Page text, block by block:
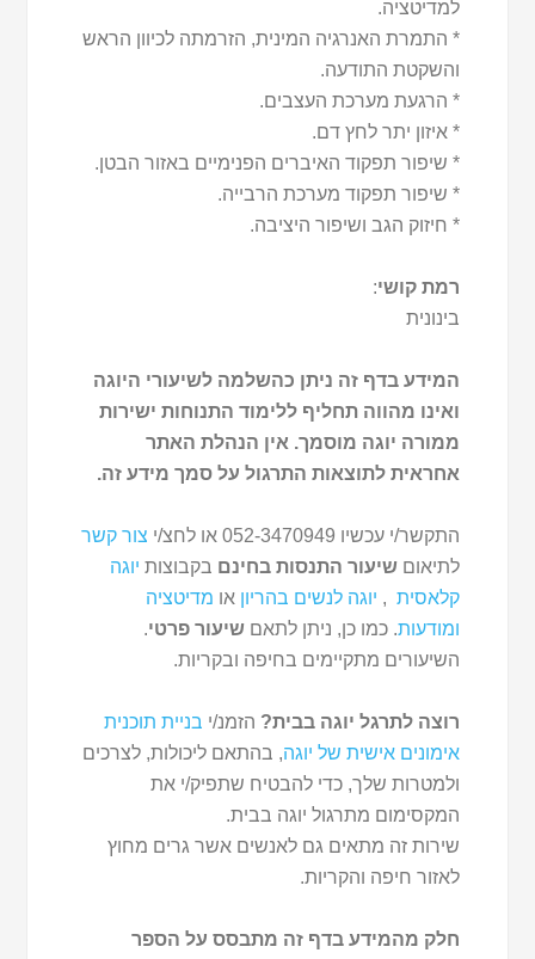
למדיטציה.
* התמרת האנרגיה המינית, הזרמתה לכיוון הראש
והשקטת התודעה.
* הרגעת מערכת העצבים.
* איזון יתר לחץ דם.
* שיפור תפקוד האיברים הפנימיים באזור הבטן.
* שיפור תפקוד מערכת הרבייה.
* חיזוק הגב ושיפור היציבה.
רמת קושי:
בינונית
המידע בדף זה ניתן כהשלמה לשיעורי היוגה
ואינו מהווה תחליף ללימוד התנוחות ישירות
ממורה יוגה מוסמך. אין הנהלת האתר
אחראית לתוצאות התרגול על סמך מידע זה.
התקשר/י עכשיו 052-3470949 או לחצ/י
צור קשר
לתיאום שיעור התנסות בחינם בקבוצות יוגה
קלאסית , יוגה לנשים בהריון או מדיטציה
ומודעות. כמו כן, ניתן לתאםשיעור פרטי.
השיעורים מתקיימים בחיפה ובקריות.
רוצה לתרגל יוגה בבית? הזמנ/י בניית תוכנית
אימונים אישית של יוגה, בהתאם ליכולות, לצרכים
ולמטרות שלך, כדי להבטיח שתפיק/י את
המקסימום מתרגול יוגה בבית.
שירות זה מתאים גם לאנשים אשר גרים מחוץ
לאזור חיפה והקריות.
חלק מהמידע בדף זה מתבסס על הספר